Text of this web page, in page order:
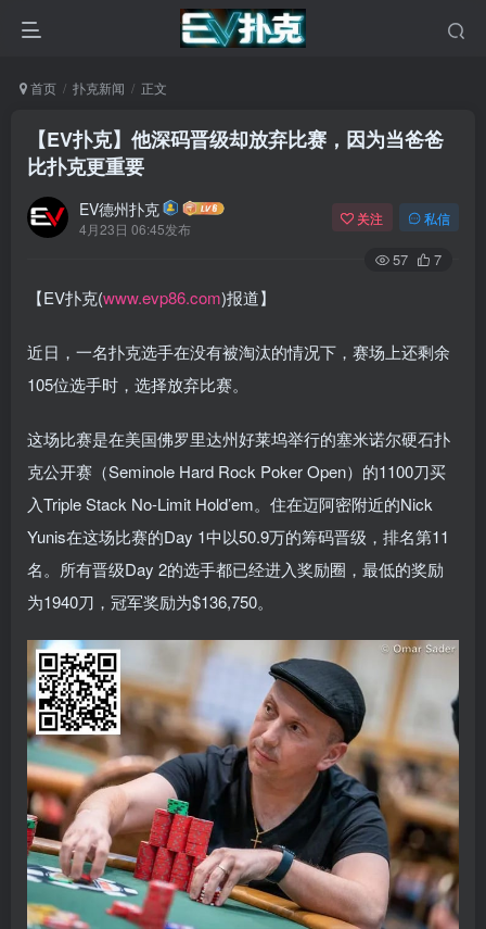
首页 扑克新闻 正文
【EV扑克】他深码晋级却放弃比赛，因为当爸爸
比扑克更重要
EV德州扑克
4月23日 06:45发布
关注 私信
57 7
【EV扑克(www.evp86.com)报道】
近日，一名扑克选手在没有被淘汰的情况下，赛场上还剩余
105位选手时，选择放弃比赛。
这场比赛是在美国佛罗里达州好莱坞举行的塞米诺尔硬石扑
克公开赛（Seminole Hard Rock Poker Open）的1100刀买
入Triple Stack No-Limit Hold’em。住在迈阿密附近的Nick
Yunis在这场比赛的Day 1中以50.9万的筹码晋级，排名第11
名。所有晋级Day 2的选手都已经进入奖励圈，最低的奖励
为1940刀，冠军奖励为$136,750。